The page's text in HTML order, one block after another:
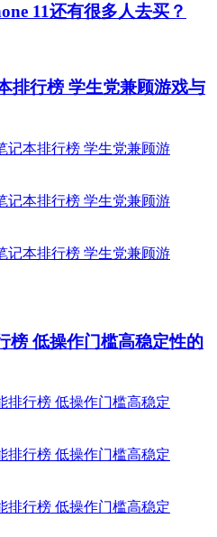
11还有很多人去买？
排行榜 学生党兼顾游戏与
榜 低操作门槛高稳定性的